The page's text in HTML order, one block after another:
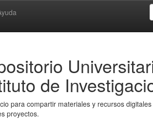
de
para compartir materiales y recursos
proyectos.